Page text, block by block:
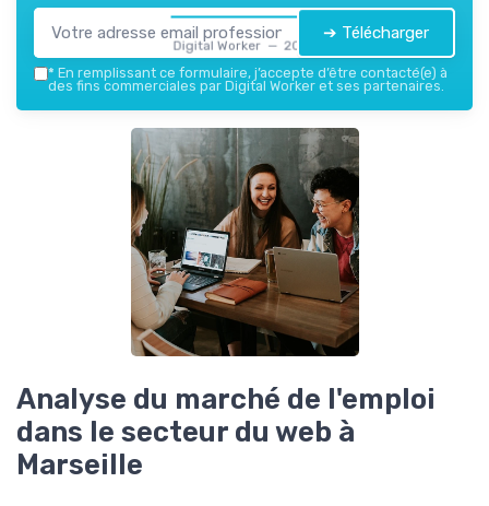
Digital Worker — 2026
➔ Télécharger
* En remplissant ce formulaire, j’accepte d’être contacté(e) à
des fins commerciales par Digital Worker et ses partenaires.
Analyse du marché de l'emploi
dans le secteur du web à
Marseille